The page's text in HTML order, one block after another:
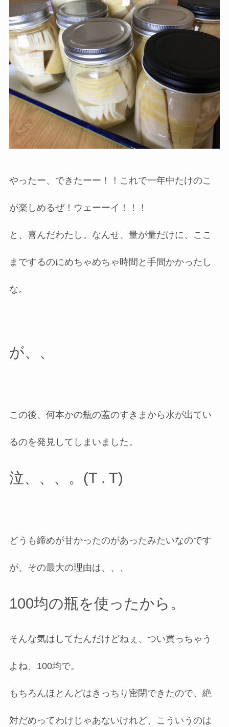
やったー、できたーー！！これで一年中たけのこ
が楽しめるぜ！ウェーーイ！！！
と、喜んだわたし。なんせ、量が量だけに、ここ
までするのにめちゃめちゃ時間と手間かかったし
な。
が、、
この後、何本かの瓶の蓋のすきまから水が出てい
るのを発見してしまいました。
泣、、、。(T . T)
どうも締めが甘かったのがあったみたいなのです
が、その最大の理由は、、、
100均の瓶を使ったから。
そんな気はしてたんだけどねぇ、つい買っちゃう
よね、100均で。
もちろんほとんどはきっちり密閉できたので、絶
対だめってわけじゃあないけれど、こういうのは